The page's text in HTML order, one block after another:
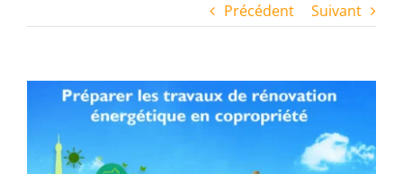
Précédent Suivant
agrandie